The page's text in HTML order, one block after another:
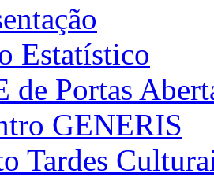
Estatístico
de Portas
GENERIS
Tardes